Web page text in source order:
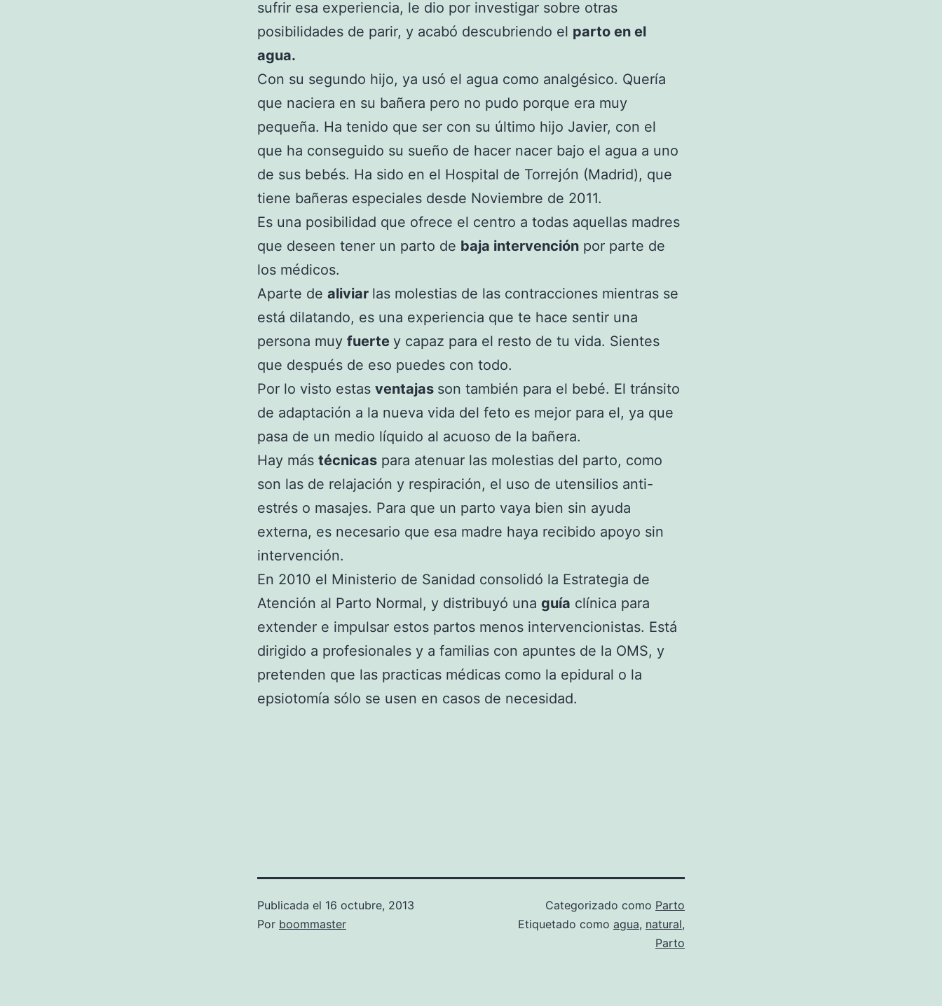
sufrir esa experiencia, le dio por investigar sobre otras
posibilidades de parir, y acabó descubriendo el parto en el
agua.
Con su segundo hijo, ya usó el agua como analgésico. Quería
que naciera en su bañera pero no pudo porque era muy
pequeña. Ha tenido que ser con su último hijo Javier, con el
que ha conseguido su sueño de hacer nacer bajo el agua a uno
de sus bebés. Ha sido en el Hospital de Torrejón (Madrid), que
tiene bañeras especiales desde Noviembre de 2011.
Es una posibilidad que ofrece el centro a todas aquellas madres
que deseen tener un parto de baja intervención por parte de
los médicos.
Aparte de aliviar las molestias de las contracciones mientras se
está dilatando, es una experiencia que te hace sentir una
persona muy fuerte y capaz para el resto de tu vida. Sientes
que después de eso puedes con todo.
Por lo visto estas ventajas son también para el bebé. El tránsito
de adaptación a la nueva vida del feto es mejor para el, ya que
pasa de un medio líquido al acuoso de la bañera.
Hay más técnicas para atenuar las molestias del parto, como
son las de relajación y respiración, el uso de utensilios anti-
estrés o masajes. Para que un parto vaya bien sin ayuda
externa, es necesario que esa madre haya recibido apoyo sin
intervención.
En 2010 el Ministerio de Sanidad consolidó la Estrategia de
Atención al Parto Normal, y distribuyó una guía clínica para
extender e impulsar estos partos menos intervencionistas. Está
dirigido a profesionales y a familias con apuntes de la OMS, y
pretenden que las practicas médicas como la epidural o la
epsiotomía sólo se usen en casos de necesidad.
Publicada el 16 octubre, 2013
Por boommaster
Categorizado como Parto
Etiquetado como agua, natural,
Parto